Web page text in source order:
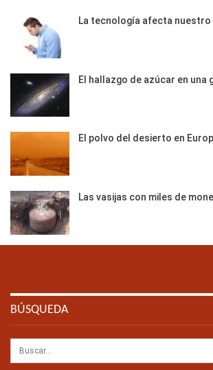
La tecnología afecta nuestro
El hallazgo de azúcar en una
El polvo del desierto en
Las vasijas con miles de
BÚSQUEDA